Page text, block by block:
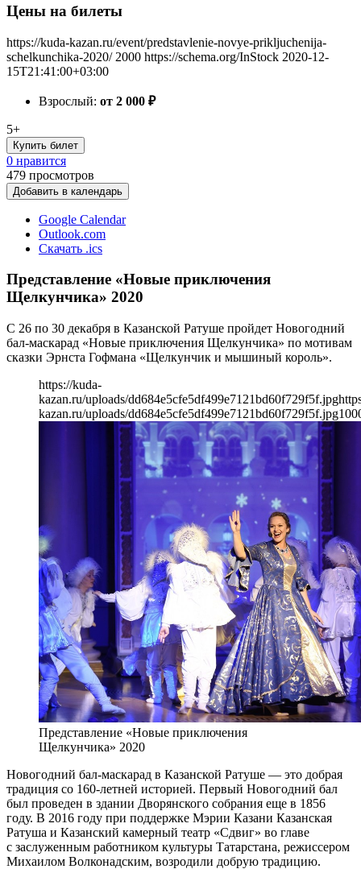
Цены на билеты
https://kuda-kazan.ru/event/predstavlenie-novye-prikljuchenija-
schelkunchika-2020/ 2000 https://schema.org/InStock 2020-12-
15T21:41:00+03:00
Взрослый: от 2 000 ₽
5+
Купить билет
0 нравится
479 просмотров
Добавить в календарь
Google Calendar
Outlook.com
Скачать .ics
Представление «Новые приключения
Щелкунчика» 2020
С 26 по 30 декабря в Казанской Ратуше пройдет Новогодний
бал-маскарад «Новые приключения Щелкунчика» по мотивам
сказки Эрнста Гофмана «Щелкунчик и мышиный король».
https://kuda-
kazan.ru/uploads/dd684e5cfe5df499e7121bd60f729f5f.jpg
kazan.ru/uploads/dd684e5cfe5df499e7121bd60f729f5f.jpg
Представление «Новые приключения
Щелкунчика» 2020
Новогодний бал-маскарад в Казанской Ратуше — это добрая
традиция со 160-летней историей. Первый Новогодний бал
был проведен в здании Дворянского собрания еще в 1856
году. В 2016 году при поддержке Мэрии Казани Казанская
Ратуша и Казанский камерный театр «Сдвиг» во главе
с заслуженным работником культуры Татарстана, режиссером
Михаилом Волконадским, возродили добрую традицию.